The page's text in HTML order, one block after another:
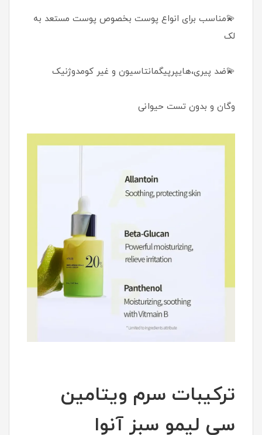
💫مناسب برای انواع پوست بخصوص پوست مستعد به
لک
💫ضد پیری،هایپرپیگمانتاسیون و غیر کومدوژنیک
وگان و بدون تست حیوانی
ترکیبات سرم ویتامین
سی لیمو سبز آنوا